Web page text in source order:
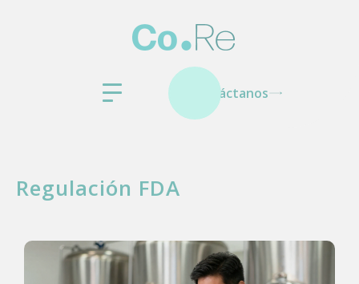
Contáctanos
Regulación FDA